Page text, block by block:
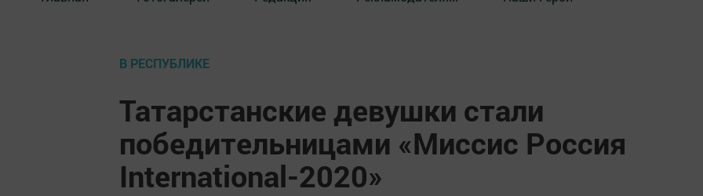
В РЕСПУБЛИКЕ
Татарстанские девушки стали
победительницами «Миссис Россия
International-2020»